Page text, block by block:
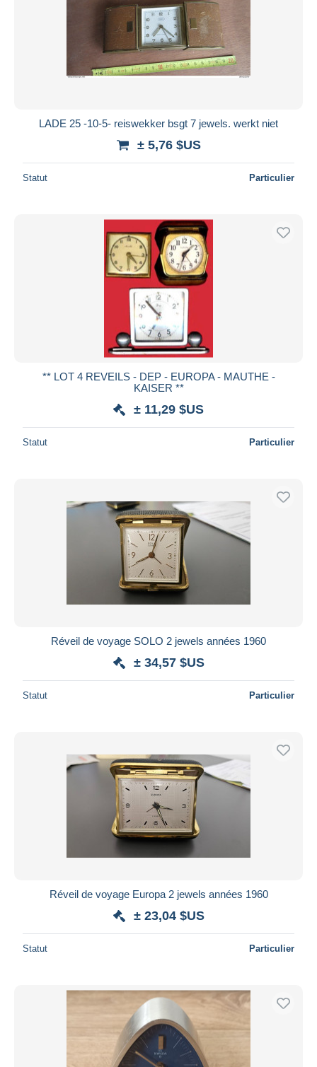
LADE 25 -10-5- reiswekker bsgt 7 jewels. werkt niet
± 5,76 $US
Statut Particulier
** LOT 4 REVEILS - DEP - EUROPA - MAUTHE -
KAISER **
± 11,29 $US
Statut Particulier
Réveil de voyage SOLO 2 jewels années 1960
± 34,57 $US
Statut Particulier
Réveil de voyage Europa 2 jewels années 1960
± 23,04 $US
Statut Particulier